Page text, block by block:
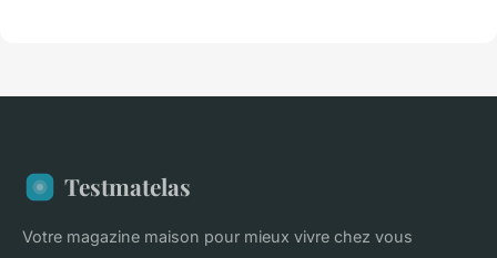
Testmatelas
Votre magazine maison pour mieux vivre chez vous